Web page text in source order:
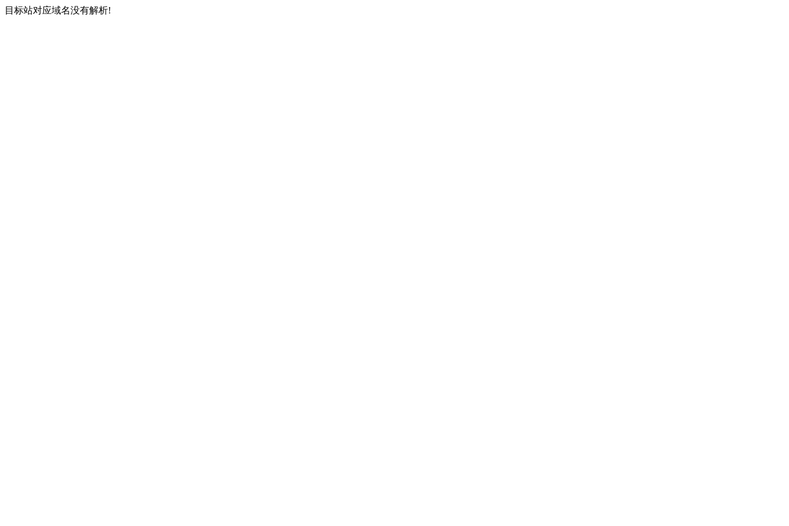
目标站对应域名没有解析!